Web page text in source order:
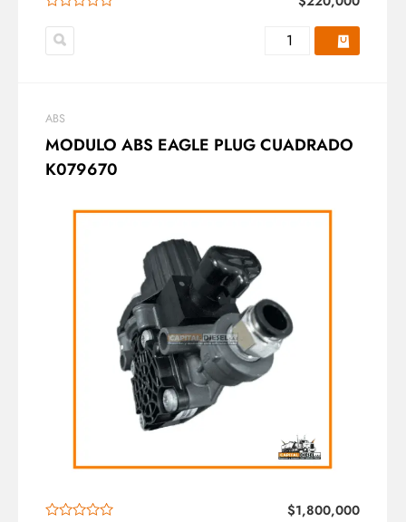
ABS
MODULO ABS EAGLE PLUG CUADRADO
K079670
$1,800,000